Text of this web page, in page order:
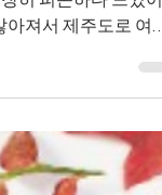
히 피곤하다 느꼈어
져서 제주도로 여행
도마사지를 찾아보게
연동 프라이빗이라
지...